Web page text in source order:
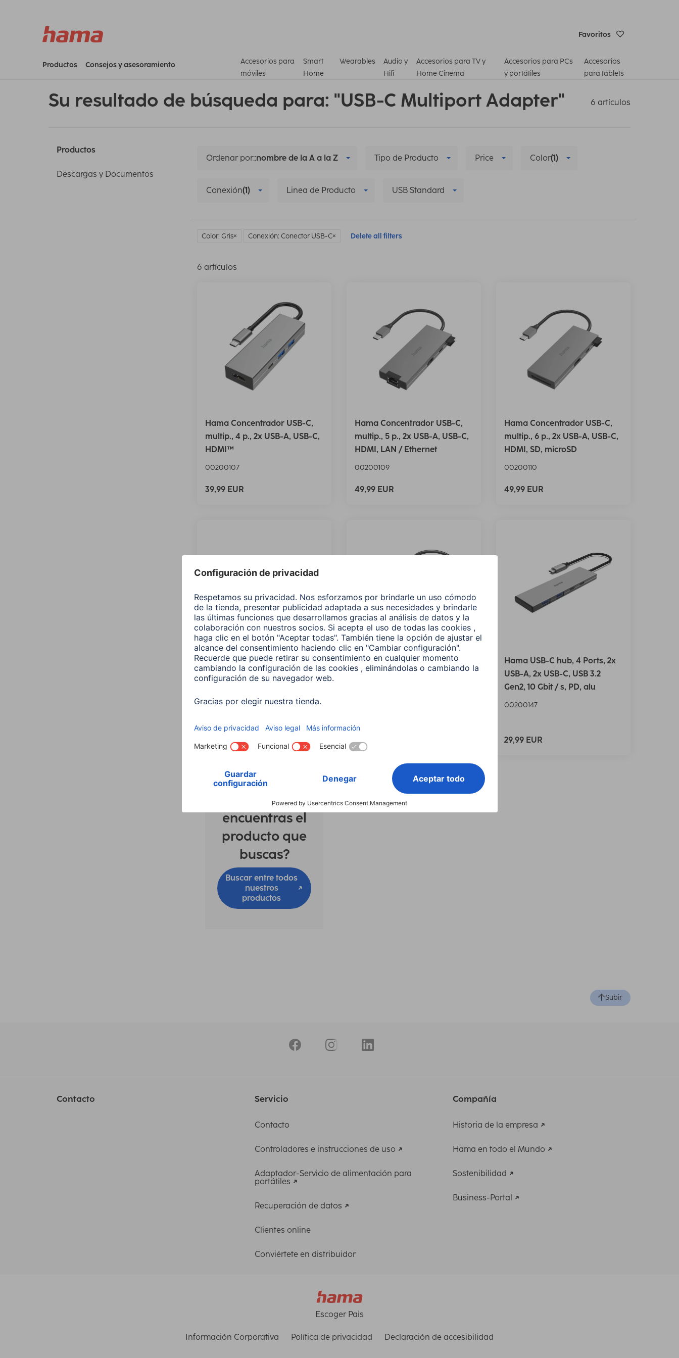
Favoritos
Productos Consejos y asesoramiento
Accesorios para
móviles
Smart
Home
Wearables
Audio y
Hifi
Accesorios para TV y
Home Cinema
Accesorios para PCs
y portátiles
Accesorios
para tablets
Su resultado de búsqueda para: "USB-C Multiport Adapter" 6 artículos
Productos
Descargas y Documentos
Ordenar por::nombre de la A a la Z Tipo de Producto Price Color(1)
Conexión(1) Linea de Producto USB Standard
Color: Gris Conexión: Conector USB-C Delete all filters
6 artículos
Hama Concentrador USB-C,
multip., 4 p., 2x USB-A, USB-C,
HDMI™
00200107
39,99 EUR
Hama Concentrador USB-C,
multip., 5 p., 2x USB-A, USB-C,
HDMI, LAN / Ethernet
00200109
49,99 EUR
Hama Concentrador USB-C,
multip., 6 p., 2x USB-A, USB-C,
HDMI, SD, microSD
00200110
49,99 EUR
Hama Hub USB-C
"CONNECT2Media",
HDMI™, USB-A, USB-C
89,99 EUR
Hama Hub USB-C,
"Connect2Mobile",
Hama USB-C hub, 4 Ports, 2x
USB-A, 2x USB-C, USB 3.2
Gen2, 10 Gbit / s, PD, alu
00200147
29,99 EUR
¿No
encuentras el
producto que
buscas?
Buscar entre todos
nuestros
productos
Subir
Contacto Servicio
Contacto
Controladores e instrucciones de uso
Adaptador-Servicio de alimentación para
portátiles
Recuperación de datos
Clientes online
Conviértete en distribuidor
Compañía
Historia de la empresa
Hama en todo el Mundo
Sostenibilidad
Business-Portal
Escoger Pais
Información Corporativa Política de privacidad Declaración de accesibilidad